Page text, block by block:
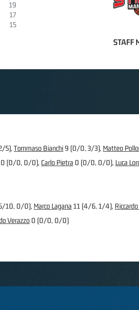
19
17
15
STAFF
5), Tommaso Bianchi9 (0/0, 3/3), Matteo
0 (0/0, 0/0), Carlo Pietra 0 (0/0, 0/0), Luca
10, 0/0), Marco Lagana 11 (4/6, 1/4),
Verazzo 0 (0/0, 0/0)